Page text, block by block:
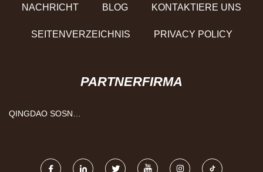
NACHRICHT BLOG KONTAKTIERE UNS
SEITENVERZEICHNIS PRIVACY POLICY
PARTNERFIRMA
QINGDAO SOSN